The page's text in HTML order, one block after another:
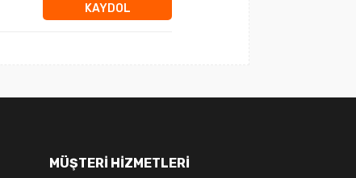
KAYDOL
MÜŞTERİ HİZMETLERİ